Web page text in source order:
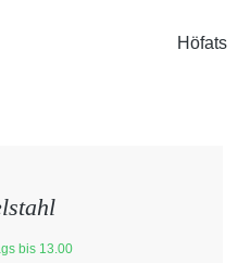
Höfats
bis 13.00